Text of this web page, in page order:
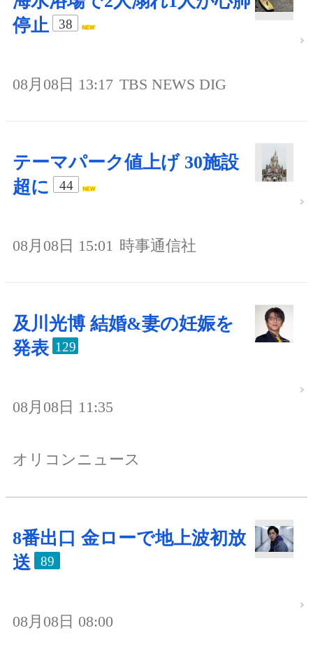
停止
38
08月08日 13:17 TBS NEWS DIG
テーマパーク値上げ 30施設
超に
44
08月08日 15:01 時事通信社
及川光博 結婚&妻の妊娠を
発表 129
08月08日 11:35
オリコンニュース
8番出口 金ローで地上波初放
送
89
08月08日 08:00